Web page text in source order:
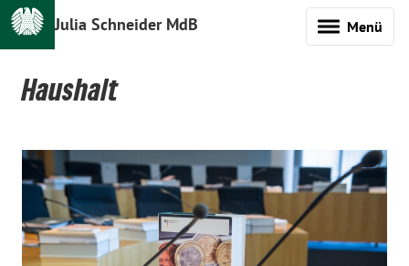
Julia Schneider MdB Menü
Haushalt